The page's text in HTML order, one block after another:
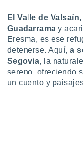
en
más
nuestra
y
El Valle de
Guadarramay
Eresma, es ese
detenerse. Aquí, a
Segovia, la
sereno, ofreciendo
un cuento y